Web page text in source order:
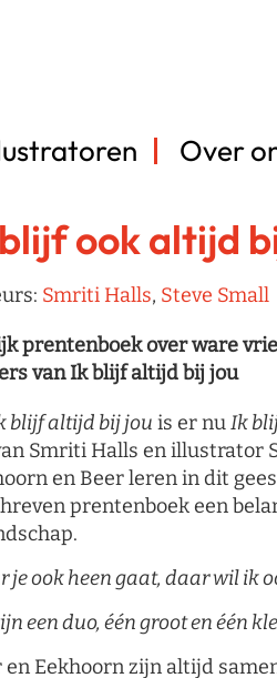
Over
ook altijd
Smriti Halls, Steve Small
prentenboek over ware
van Ik blijf altijd bij jou
blijf altijd bij jou is er nuIk
Smriti Halls en illustrator
en Beer leren in dit
prentenboek een
je ook heen gaat, daar wil ik
een duo, één groot en één
en Eekhoorn zijn altijd